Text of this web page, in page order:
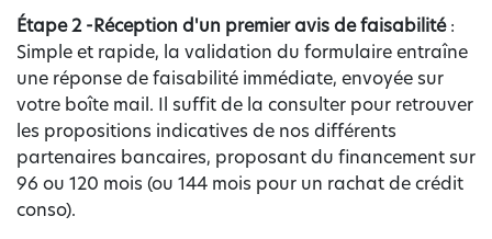
Étape 2 -Réception d'un premier avis de faisabilité:
Simple et rapide, la validation du formulaire entraîne
une réponse de faisabilité immédiate, envoyée sur
votre boîte mail. Il suffit de la consulter pour retrouver
les propositions indicatives de nos différents
partenaires bancaires, proposant du financement sur
96 ou 120 mois (ou 144 mois pour un rachat de crédit
conso).